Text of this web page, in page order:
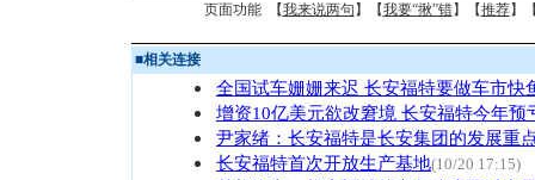
页面功能 【我来说两句 】【我要“揪”错】【推荐】
■相关连接
全国试车姗姗来迟 长安福特要做车市快
增资10亿美元欲改窘境 长安福特今年预
尹家绪：长安福特是长安集团的发展重
长安福特首次开放生产基地(10/20 17:15)